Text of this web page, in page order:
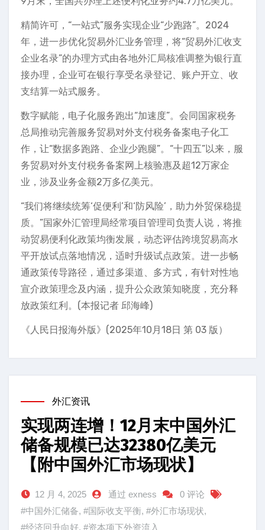
精简许可，“一站式”服务实现企业“少跑路”。2024
年，进一步优化贸易外汇业务管理，将“贸易外汇收支
企业名录”的办理方式由各地外汇局核准调整为银行直
接办理，企业可在银行享受名录登记、账户开立、收
支结算一站式服务。
数字赋能，电子化服务跑出“加速度”。会同国家税务
总局推动完善服务贸易对外支付税务备案电子化工
作，让“数据多跑路、企业少跑腿”。“十四五”以来，服
务贸易对外支付税务备案网上核验惠及超12万家企
业，涉及业务金额2万多亿美元。
“我们将继续统筹‘促便利’和‘防风险’，助力外贸保稳提
质。”国家外汇管理局经常项目管理司负责人说，将推
动贸易便利化政策均衡发展，动态评估跨境贸易高水
平开放试点落地情况，适时升级试点政策。进一步畅
通政策传导路径，通过多渠道、多方式，有针对性地
宣介政策理念及内涵，提升公众政策知晓度，充分释
放政策红利。(本报记者 邱海峰)
《人民日报海外版》(2025年10月18日 第 03 版）
外汇资讯
实现两连增！12月末中国外汇
储备规模已达32380亿美元
【附中国外汇市场现状】
12 月 4, 2025 通过 exness
0 评论
#中国外汇储备, #国际收支平衡, #外汇市场现状,
#经济回升向好, #资本项下外资流入